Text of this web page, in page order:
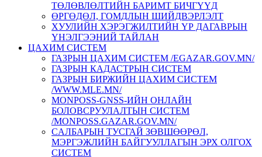
ТӨЛӨВЛӨЛТИЙН БАРИМТ БИЧГҮҮД
ӨРГӨДӨЛ, ГОМДЛЫН ШИЙДВЭРЛЭЛТ
ХУУЛИЙН ХЭРЭГЖИЛТИЙН ҮР ДАГАВРЫН
ҮНЭЛГЭЭНИЙ ТАЙЛАН
ЦАХИМ СИСТЕМ
ГАЗРЫН ЦАХИМ СИСТЕМ /EGAZAR.GOV.MN/
ГАЗРЫН КАДАСТРЫН СИСТЕМ
ГАЗРЫН БИРЖИЙН ЦАХИМ СИСТЕМ
/WWW.MLE.MN/
MONPOSS-GNSS-ИЙН ОНЛАЙН
БОЛОВСРУУЛАЛТЫН СИСТЕМ
/MONPOSS.GAZAR.GOV.MN/
CАЛБАРЫН ТУСГАЙ ЗӨВШӨӨРӨЛ,
МЭРГЭЖЛИЙН БАЙГУУЛЛАГЫН ЭРХ ОЛГОХ
СИСТЕМ